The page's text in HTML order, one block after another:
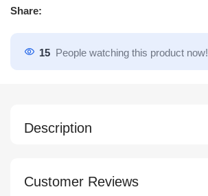
Share:
15 People watching this product now!
Description
Customer Reviews